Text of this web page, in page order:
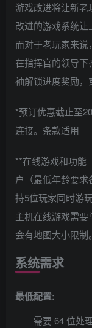
游戏改进将让新
改进的游戏系统让
而对于老玩家来
在指挥官的领导
袖解锁进度奖励，
*预订优惠截止至
连接。条款适用
**在线游戏和功能
户（最低年龄要
持5位玩家同时游
主机在线游戏需
会有地图大小限制
系统需求
最低配置:
需要 64 位处